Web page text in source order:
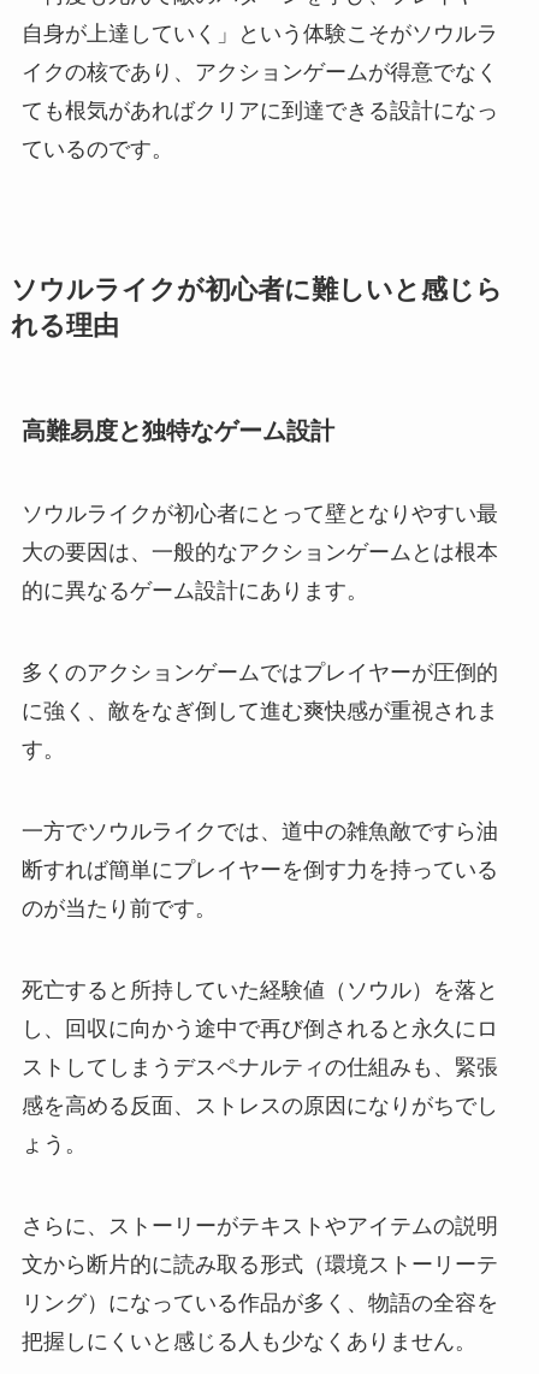
自身が上達していく」という体験こそがソウルラ
イクの核であり、アクションゲームが得意でなく
ても根気があればクリアに到達できる設計になっ
ているのです。
ソウルライクが初心者に難しいと感じら
れる理由
高難易度と独特なゲーム設計
ソウルライクが初心者にとって壁となりやすい最
大の要因は、一般的なアクションゲームとは根本
的に異なるゲーム設計にあります。
多くのアクションゲームではプレイヤーが圧倒的
に強く、敵をなぎ倒して進む爽快感が重視されま
す。
一方でソウルライクでは、道中の雑魚敵ですら油
断すれば簡単にプレイヤーを倒す力を持っている
のが当たり前です。
死亡すると所持していた経験値（ソウル）を落と
し、回収に向かう途中で再び倒されると永久にロ
ストしてしまうデスペナルティの仕組みも、緊張
感を高める反面、ストレスの原因になりがちでし
ょう。
さらに、ストーリーがテキストやアイテムの説明
文から断片的に読み取る形式（環境ストーリーテ
リング）になっている作品が多く、物語の全容を
把握しにくいと感じる人も少なくありません。